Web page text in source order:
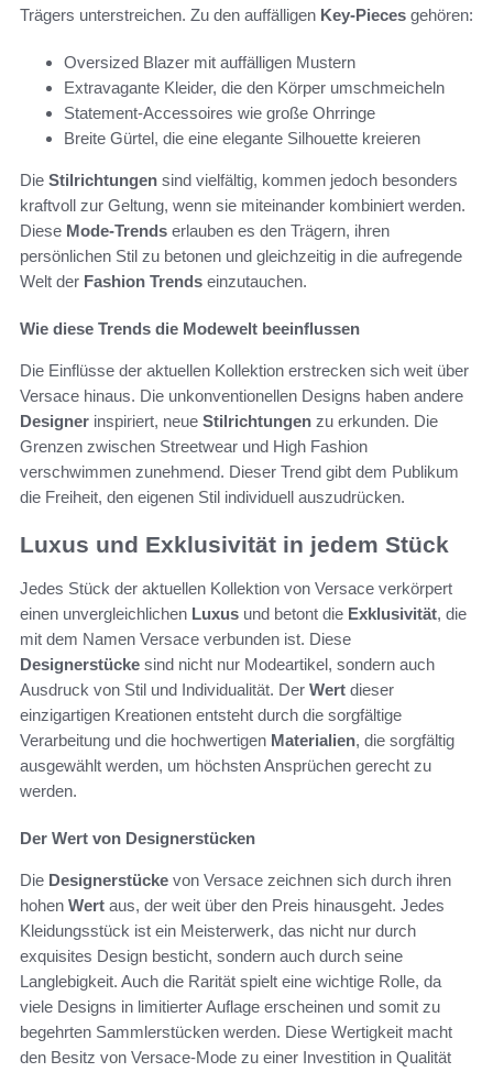
Trägers unterstreichen. Zu den auffälligen Key-Pieces gehören:
Oversized Blazer mit auffälligen Mustern
Extravagante Kleider, die den Körper umschmeicheln
Statement-Accessoires wie große Ohrringe
Breite Gürtel, die eine elegante Silhouette kreieren
Die Stilrichtungen sind vielfältig, kommen jedoch besonders
kraftvoll zur Geltung, wenn sie miteinander kombiniert werden.
Diese Mode-Trends erlauben es den Trägern, ihren
persönlichen Stil zu betonen und gleichzeitig in die aufregende
Welt der Fashion Trends einzutauchen.
Wie diese Trends die Modewelt beeinflussen
Die Einflüsse der aktuellen Kollektion erstrecken sich weit über
Versace hinaus. Die unkonventionellen Designs haben andere
Designer inspiriert, neue Stilrichtungen zu erkunden. Die
Grenzen zwischen Streetwear und High Fashion
verschwimmen zunehmend. Dieser Trend gibt dem Publikum
die Freiheit, den eigenen Stil individuell auszudrücken.
Luxus und Exklusivität in jedem Stück
Jedes Stück der aktuellen Kollektion von Versace verkörpert
einen unvergleichlichen Luxus und betont die Exklusivität, die
mit dem Namen Versace verbunden ist. Diese
Designerstücke sind nicht nur Modeartikel, sondern auch
Ausdruck von Stil und Individualität. Der Wert dieser
einzigartigen Kreationen entsteht durch die sorgfältige
Verarbeitung und die hochwertigen Materialien, die sorgfältig
ausgewählt werden, um höchsten Ansprüchen gerecht zu
werden.
Der Wert von Designerstücken
Die Designerstücke von Versace zeichnen sich durch ihren
hohen Wert aus, der weit über den Preis hinausgeht. Jedes
Kleidungsstück ist ein Meisterwerk, das nicht nur durch
exquisites Design besticht, sondern auch durch seine
Langlebigkeit. Auch die Rarität spielt eine wichtige Rolle, da
viele Designs in limitierter Auflage erscheinen und somit zu
begehrten Sammlerstücken werden. Diese Wertigkeit macht
den Besitz von Versace-Mode zu einer Investition in Qualität